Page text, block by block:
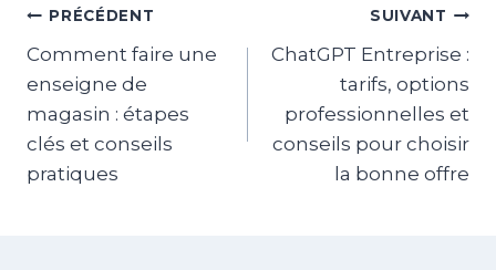
Navigation
de
l’article
PRÉCÉDENT
Comment faire une
enseigne de
magasin : étapes
clés et conseils
pratiques
SUIVANT
ChatGPT Entreprise :
tarifs, options
professionnelles et
conseils pour choisir
la bonne offre